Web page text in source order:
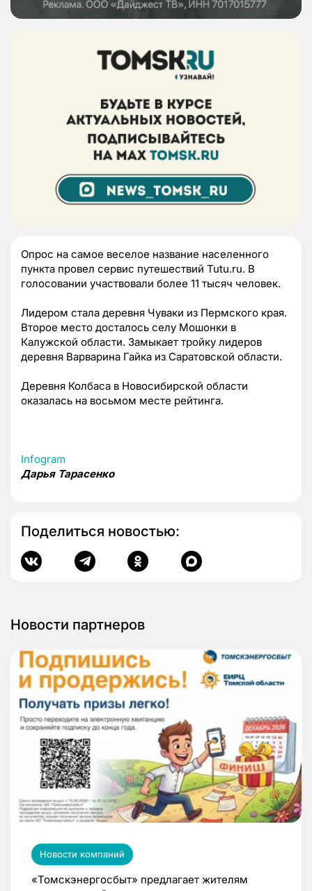
Опрос на самое веселое название населенного
пункта провел сервис путешествий Tutu.ru. В
голосовании участвовали более 11 тысяч человек.
Лидером стала деревня Чуваки из Пермского края.
Второе место досталось селу Мошонки в
Калужской области. Замыкает тройку лидеров
деревня Варварина Гайка из Саратовской области.
Деревня Колбаса в Новосибирской области
оказалась на восьмом месте рейтинга.
Infogram
Дарья Тарасенко
Поделиться новостью:
Новости партнеров
Новости компаний
«Томскэнергосбыт» предлагает жителям